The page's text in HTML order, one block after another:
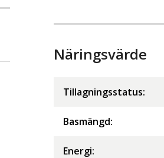
Näringsvärde
Tillagningsstatus:
Basmängd:
Energi: